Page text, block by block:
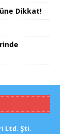
Dikkat!
Ltd. Şti.